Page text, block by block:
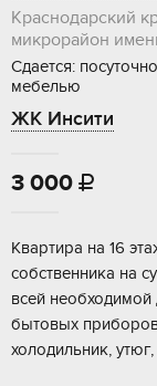
Краснодарский
микрорайон
Сдается:
мебелью
ЖК Инсити
3 000 
Квартира на 16
собственника на
всей
бытовых
холодильник,